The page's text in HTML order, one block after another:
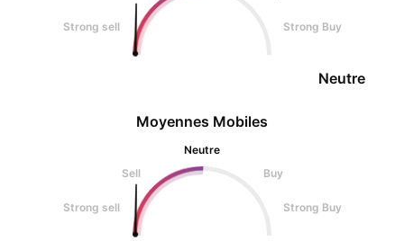
Strong sell Strong Buy
Neutre
Moyennes Mobiles
Neutre
Sell
Buy
Strong sell Strong Buy